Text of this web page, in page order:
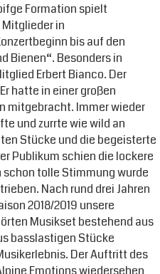
Formation spielt
in
bis auf den
Bienen“. Besonders in
Erbert Bianco. Der
hatte in einer großen
mitgebracht. Immer wieder
und zurrte wie wild an
Stücke und die begeisterte
Publikum schien die lockere
tolle Stimmung wurde
Nach rund drei Jahren
2018/2019 unsere
Musikset bestehend aus
basslastigen Stücke
Der Auftritt des